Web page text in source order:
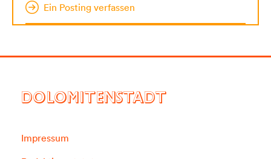
Ein Posting verfassen
DOLOMITENSTADT
Impressum